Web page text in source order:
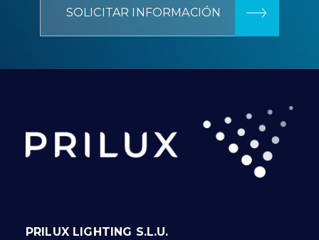
SOLICITAR INFORMACIÓN
PRILUX LIGHTING S.L.U.